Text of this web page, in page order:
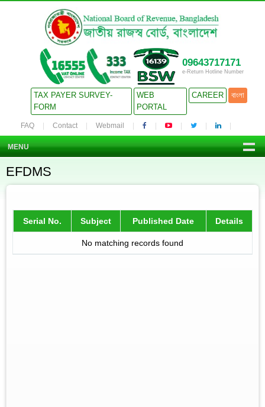
09643717171
e-Return Hotline Number
TAX PAYER SURVEY-
FORM
WEB
PORTAL
CAREER বাংলা
FAQ Contact Webmail
MENU
EFDMS
Serial No. Subject Published Date Details
No matching records found